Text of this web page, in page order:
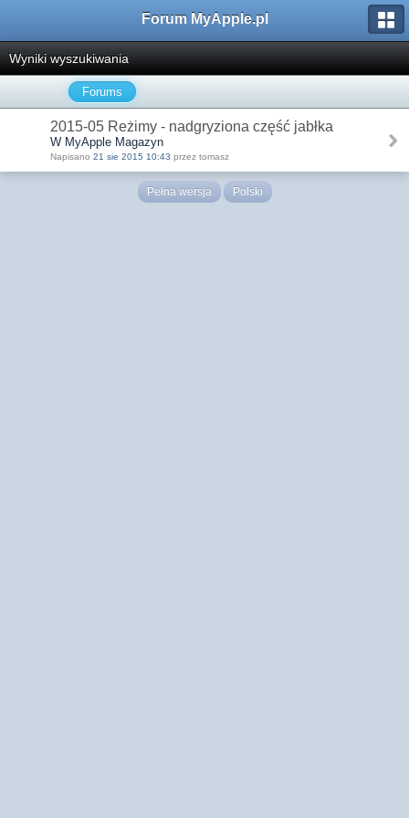
Forum MyApple.pl
Wyniki wyszukiwania
Forums
2015-05 Reżimy - nadgryziona część jabłka
W MyApple Magazyn
Napisano 21 sie 2015 10:43 przez tomasz
Pełna wersja Polski